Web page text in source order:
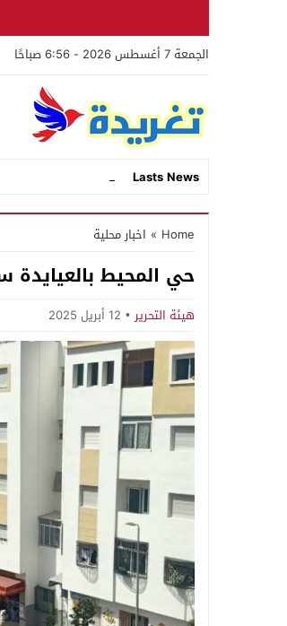
الجمعة 7 أغسطس 2026 - 6:56 صباحًا
Lasts News
ا _
Stop
Previous
Next
Home
» اخبار محلية
حي المحيط بالعيايدة
هيئة التحرير 12 أبريل 2025